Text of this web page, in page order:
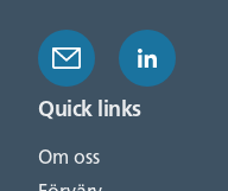
Quick links
Om oss